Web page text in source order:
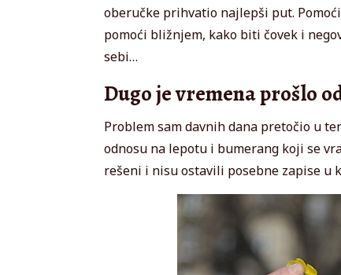
oberučke prihvatio najlepši put.
pomoći bližnjem, kako biti čovek i
sebi…
Dugo je vremena prošlo
Problem sam davnih dana pretočio u
odnosu na lepotu i bumerang koji se
rešeni i nisu ostavili posebne zapise u